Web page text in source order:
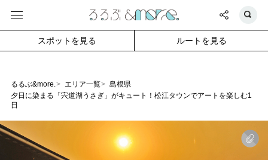
るるぶ&more. エリア一覧
島根県
夕日に染まる「宍道湖うさぎ」がキュート！松江タウンでアートを楽しむ1
日
スポットを見る ルートを見る